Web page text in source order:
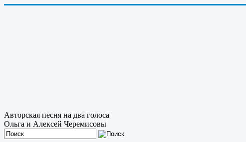
Авторская песня на два голоса
Ольга и Алексей Черемисовы